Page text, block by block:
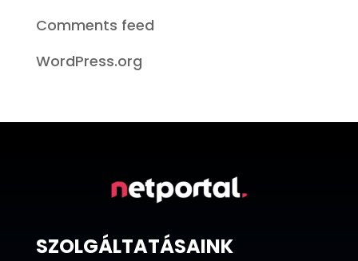
Comments feed
WordPress.org
SZOLGÁLTATÁSAINK